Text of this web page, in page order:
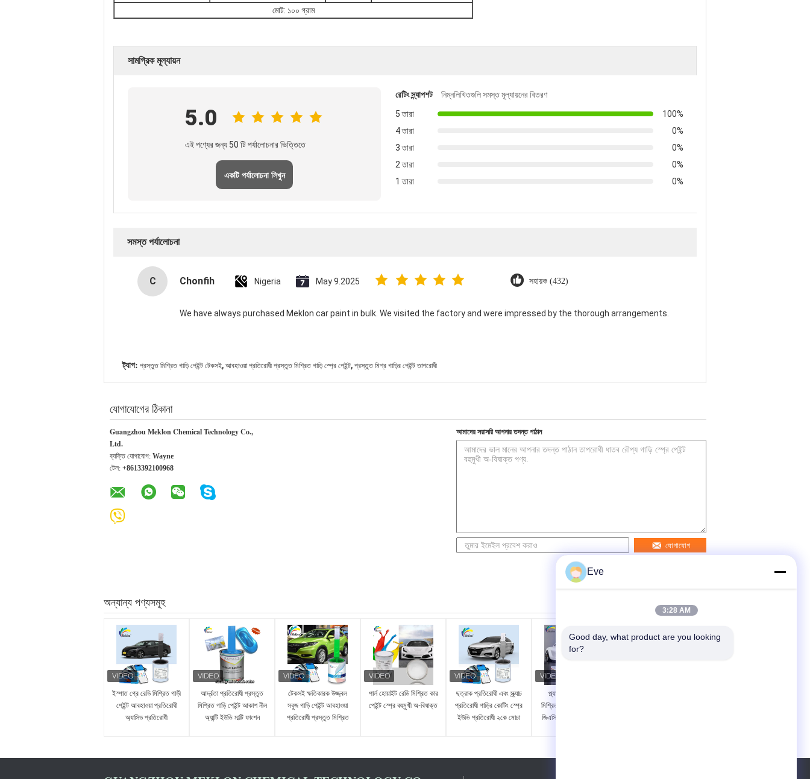
মোট: ১০০ গ্রাম
সামগ্রিক মূল্যায়ন
5.0
এই পণ্যের জন্য 50 টি পর্যালোচনার ভিত্তিতে
একটি পর্যালোচনা লিখুন
রেটিং স্ন্যাপশট
নিম্নলিখিতগুলি সমস্ত মূল্যায়নের বিতরণ
5 তারা
100%
4 তারা
0%
3 তারা
0%
2 তারা
0%
1 তারা
0%
সমস্ত পর্যালোচনা
C Chonfih Nigeria May 9.2025 সহায়ক (432)
We have always purchased Meklon car paint in bulk. We visited the factory and were impressed by the thorough arrangements.
ট্যাগ: প্রস্তুত মিশ্রিত গাড়ি পেইন্ট টেকসই, আবহাওয়া প্রতিরোধী প্রস্তুত মিশ্রিত গাড়ি স্প্রে পেইন্ট, প্রস্তুত মিশ্র গাড়ির পেইন্ট তাপরোধী
যোগাযোগের ঠিকানা
Guangzhou Meklon Chemical Technology Co.,
Ltd.
ব্যক্তি যোগাযোগ: Wayne
টেল: +8613392100968
আমাদের সরাসরি আপনার তদন্ত পাঠান
যোগাযোগ
অন্যান্য পণ্যসমূহ
ইস্পাত গ্রে রেডি মিশ্রিত গাড়ী
পেইন্ট আবহাওয়া প্রতিরোধী
অ্যাসিড প্রতিরোধী
আর্দ্রতা প্রতিরোধী প্রস্তুত
মিশ্রিত গাড়ি পেইন্ট আকাশ নীল
অ্যান্টি ইউভি মাল্টি ফাংশন
টেকসই ক্ষতিকারক উজ্জ্বল
সবুজ গাড়ি পেইন্ট আবহাওয়া
প্রতিরোধী প্রস্তুত মিশ্রিত
পার্ল হোয়াইট রেডি মিশ্রিত কার
পেইন্ট স্প্রে বহুমুখী অ-বিষাক্ত
ছত্রাক প্রতিরোধী এবং স্ক্র্যাচ
প্রতিরোধী গাড়ির কোটিং স্প্রে
ইউভি প্রতিরোধী ২কে মোচা
প্ল্যাটিনাম হোয়াইট রেডি
মিশ্রিত গাড়ি পেইন্ট স্থিতিশীল
জিএসি টয়োটা 089 এর জন্য
Eve
3:28 AM
Good day, what product are you looking
for?